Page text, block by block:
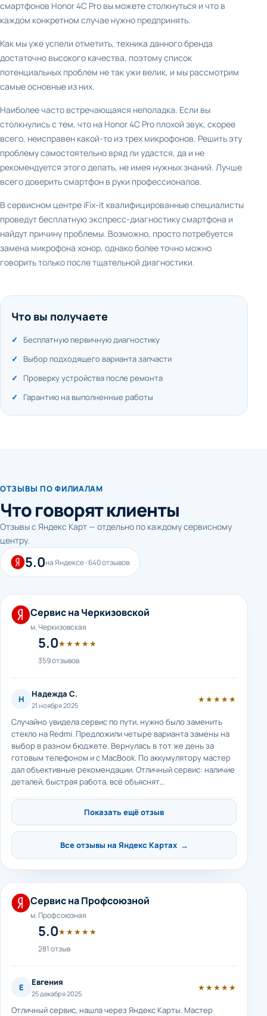
смартфонов Honor 4C Pro вы можете столкнуться и что в
каждом конкретном случае нужно предпринять.
Как мы уже успели отметить, техника данного бренда
достаточно высокого качества, поэтому список
потенциальных проблем не так ужи велик, и мы рассмотрим
самые основные из них.
Наиболее часто встречающаяся неполадка. Если вы
столкнулись с тем, что на Honor 4C Pro плохой звук, скорее
всего, неисправен какой-то из трех микрофонов. Решить эту
проблему самостоятельно вряд ли удастся, да и не
рекомендуется этого делать, не имея нужных знаний. Лучше
всего доверить смартфон в руки профессионалов.
В сервисном центре iFix-it квалифицированные специалисты
проведут бесплатную экспресс-диагностику смартфона и
найдут причину проблемы. Возможно, просто потребуется
замена микрофона хонор, однако более точно можно
говорить только после тщательной диагностики.
Что вы получаете
Бесплатную первичную диагностику
Выбор подходящего варианта запчасти
Проверку устройства после ремонта
Гарантию на выполненные работы
ОТЗЫВЫ ПО ФИЛИАЛАМ
Что говорят клиенты
Отзывы с Яндекс Карт — отдельно по каждому сервисному
центру.
5.0на Яндексе · 640 отзывов
Сервис на Черкизовской
м. Черкизовская
5.0★★★★★
359 отзывов
Н Надежда С.
21 ноября 2025
★★★★★
Случайно увидела сервис по пути, нужно было заменить
стекло на Redmi. Предложили четыре варианта замены на
выбор в разном бюджете. Вернулась в тот же день за
готовым телефоном и с MacBook. По аккумулятору мастер
дал объективные рекомендации. Отличный сервис: наличие
деталей, быстрая работа, всё объяснят…
Показать ещё отзыв
Все отзывы на Яндекс Картах →
Сервис на Профсоюзной
м. Профсоюзная
5.0★★★★★
281 отзыв
Е Евгения
25 декабря 2025
★★★★★
Отличный сервис, нашла через Яндекс Карты. Мастер